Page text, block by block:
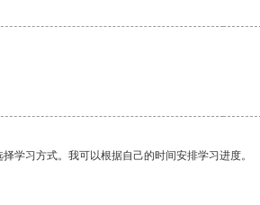
学习方式。我可以根据自己的时间安排学习进度。